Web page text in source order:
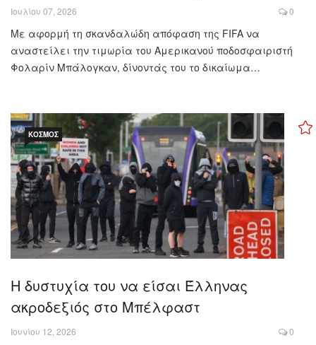
Ιουλίου 07, 2026 0
Με αφορμή τη σκανδαλώδη απόφαση της FIFA να
αναστείλει την τιμωρία του Αμερικανού ποδοσφαιριστή
Φολαρίν Μπάλογκαν, δίνοντάς του το δικαίωμα…
ΚΌΣΜΟΣ
Η δυστυχία του να είσαι Έλληνας
ακροδεξιός στο Μπέλφαστ
Ιουνίου 12, 2026 0